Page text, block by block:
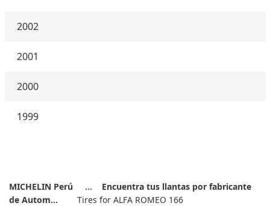
2002
2001
2000
1999
MICHELIN Perú
Encuentra tus llantas por fabricante
de Autom...
Tires for ALFA ROMEO 166